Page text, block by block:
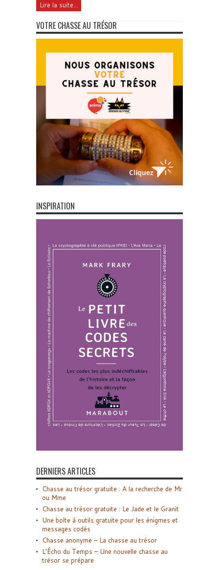
Lire la suite...
VOTRE CHASSE AU TRÉSOR
INSPIRATION
DERNIERS ARTICLES
Chasse au trésor gratuite : A la recherche de Mr
ou Mme
Chasse au trésor gratuite : Le Jade et le Granit
Une boîte à outils gratuite pour les énigmes et
messages codés
Chasse anonyme – La chasse au trésor
L’Écho du Temps – Une nouvelle chasse au
trésor se prépare